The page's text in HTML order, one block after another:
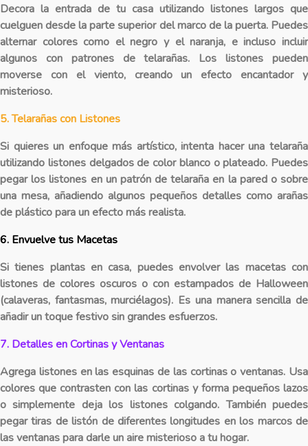
Decora la entrada de tu casa utilizando listones largos que
cuelguen desde la parte superior del marco de la puerta. Puedes
alternar colores como el negro y el naranja, e incluso incluir
algunos con patrones de telarañas. Los listones pueden
moverse con el viento, creando un efecto encantador y
misterioso.
5. Telarañas con Listones
Si quieres un enfoque más artístico, intenta hacer una telaraña
utilizando listones delgados de color blanco o plateado. Puedes
pegar los listones en un patrón de telaraña en la pared o sobre
una mesa, añadiendo algunos pequeños detalles como arañas
de plástico para un efecto más realista.
6. Envuelve tus Macetas
Si tienes plantas en casa, puedes envolver las macetas con
listones de colores oscuros o con estampados de Halloween
(calaveras, fantasmas, murciélagos). Es una manera sencilla de
añadir un toque festivo sin grandes esfuerzos.
7. Detalles en Cortinas y Ventanas
Agrega listones en las esquinas de las cortinas o ventanas. Usa
colores que contrasten con las cortinas y forma pequeños lazos
o simplemente deja los listones colgando. También puedes
pegar tiras de listón de diferentes longitudes en los marcos de
las ventanas para darle un aire misterioso a tu hogar.